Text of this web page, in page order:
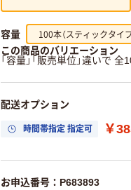
容量 100本（スティックタイプ
この商品のバリエーション
「容量」「販売単位」違いで 全
配送オプション
時間帯指定 指定可 ￥
お申込番号：P683893